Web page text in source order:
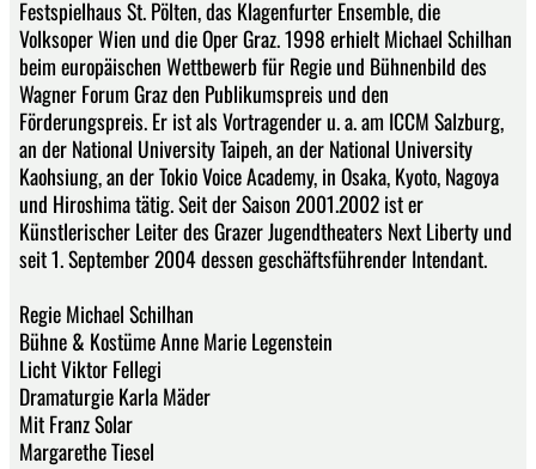
Festspielhaus St. Pölten, das Klagenfurter Ensemble, die
Volksoper Wien und die Oper Graz. 1998 erhielt Michael Schilhan
beim europäischen Wettbewerb für Regie und Bühnenbild des
Wagner Forum Graz den Publikumspreis und den
Förderungspreis. Er ist als Vortragender u. a. am ICCM Salzburg,
an der National University Taipeh, an der National University
Kaohsiung, an der Tokio Voice Academy, in Osaka, Kyoto, Nagoya
und Hiroshima tätig. Seit der Saison 2001.2002 ist er
Künstlerischer Leiter des Grazer Jugendtheaters Next Liberty und
seit 1. September 2004 dessen geschäftsführender Intendant.
Regie Michael Schilhan
Bühne & Kostüme Anne Marie Legenstein
Licht Viktor Fellegi
Dramaturgie Karla Mäder
Mit Franz Solar
Margarethe Tiesel